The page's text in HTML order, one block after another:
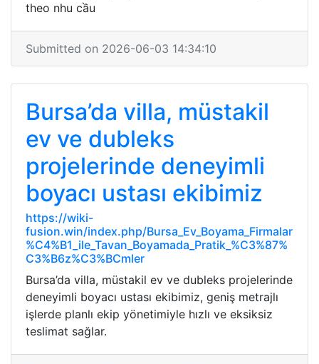
theo nhu cầu
Submitted on 2026-06-03 14:34:10
Bursa’da villa, müstakil
ev ve dubleks
projelerinde deneyimli
boyacı ustası ekibimiz
https://wiki-
fusion.win/index.php/Bursa_Ev_Boyama_Firmalar
%C4%B1_ile_Tavan_Boyamada_Pratik_%C3%87%
C3%B6z%C3%BCmler
Bursa’da villa, müstakil ev ve dubleks projelerinde
deneyimli boyacı ustası ekibimiz, geniş metrajlı
işlerde planlı ekip yönetimiyle hızlı ve eksiksiz
teslimat sağlar.